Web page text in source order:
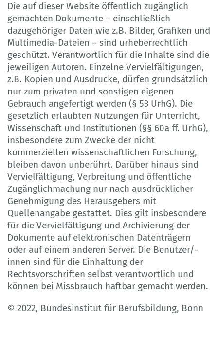
Die auf dieser Website öffentlich zugänglich
gemachten Dokumente – einschließlich
dazugehöriger Daten wie z.B. Bilder, Grafiken und
Multimedia-Dateien – sind urheberrechtlich
geschützt. Verantwortlich für die Inhalte sind die
jeweiligen Autoren. Einzelne Vervielfältigungen,
z.B. Kopien und Ausdrucke, dürfen grundsätzlich
nur zum privaten und sonstigen eigenen
Gebrauch angefertigt werden (§ 53 UrhG). Die
gesetzlich erlaubten Nutzungen für Unterricht,
Wissenschaft und Institutionen (§§ 60a ff. UrhG),
insbesondere zum Zwecke der nicht
kommerziellen wissenschaftlichen Forschung,
bleiben davon unberührt. Darüber hinaus sind
Vervielfältigung, Verbreitung und öffentliche
Zugänglichmachung nur nach ausdrücklicher
Genehmigung des Herausgebers mit
Quellenangabe gestattet. Dies gilt insbesondere
für die Vervielfältigung und Archivierung der
Dokumente auf elektronischen Datenträgern
oder auf einem anderen Server. Die Benutzer/-
innen sind für die Einhaltung der
Rechtsvorschriften selbst verantwortlich und
können bei Missbrauch haftbar gemacht werden.
© 2022, Bundesinstitut für Berufsbildung, Bonn